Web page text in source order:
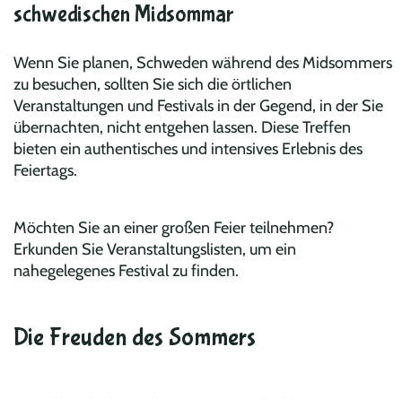
schwedischen Midsommar
Wenn Sie planen, Schweden während des Midsommers
zu besuchen, sollten Sie sich die örtlichen
Veranstaltungen und Festivals in der Gegend, in der Sie
übernachten, nicht entgehen lassen. Diese Treffen
bieten ein authentisches und intensives Erlebnis des
Feiertags.
Möchten Sie an einer großen Feier teilnehmen?
Erkunden Sie Veranstaltungslisten, um ein
nahegelegenes Festival zu finden.
Die Freuden des Sommers